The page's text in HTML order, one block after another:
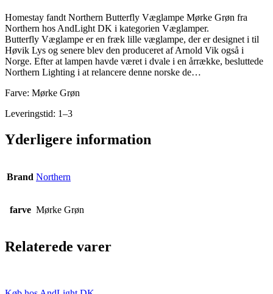
Homestay fandt Northern Butterfly Væglampe Mørke Grøn fra
Northern hos AndLight DK i kategorien Væglamper.
Butterfly Væglampe er en fræk lille væglampe, der er designet i til
Høvik Lys og senere blev den produceret af Arnold Vik også i
Norge. Efter at lampen havde været i dvale i en årrække, besluttede
Northern Lighting i at relancere denne norske de…
Farve: Mørke Grøn
Leveringstid: 1–3
Yderligere information
Brand Northern
farve Mørke Grøn
Relaterede varer